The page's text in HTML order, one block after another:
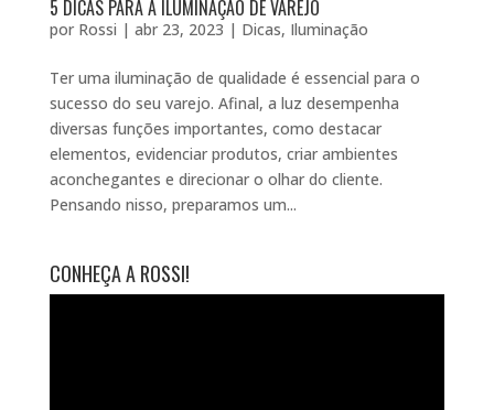
5 DICAS PARA A ILUMINAÇÃO DE VAREJO
por Rossi | abr 23, 2023 | Dicas, Iluminação
Ter uma iluminação de qualidade é essencial para o
sucesso do seu varejo. Afinal, a luz desempenha
diversas funções importantes, como destacar
elementos, evidenciar produtos, criar ambientes
aconchegantes e direcionar o olhar do cliente.
Pensando nisso, preparamos um...
CONHEÇA A ROSSI!